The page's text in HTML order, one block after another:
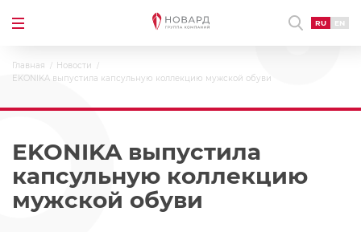
RU EN
Главная
Новости
EKONIKA выпустила капсульную коллекцию мужской обуви
EKONIKA выпустила
капсульную коллекцию
мужской обуви